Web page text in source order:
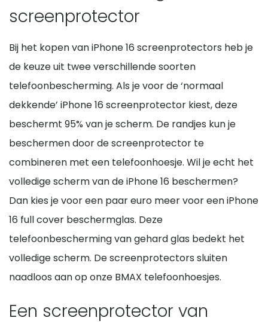
screenprotector
Bij het kopen van iPhone 16 screenprotectors heb je
de keuze uit twee verschillende soorten
telefoonbescherming. Als je voor de ‘normaal
dekkende’ iPhone 16 screenprotector kiest, deze
beschermt 95% van je scherm. De randjes kun je
beschermen door de screenprotector te
combineren met een telefoonhoesje. Wil je echt het
volledige scherm van de iPhone 16 beschermen?
Dan kies je voor een paar euro meer voor een iPhone
16 full cover beschermglas. Deze
telefoonbescherming van gehard glas bedekt het
volledige scherm. De screenprotectors sluiten
naadloos aan op onze BMAX telefoonhoesjes.
Een screenprotector van